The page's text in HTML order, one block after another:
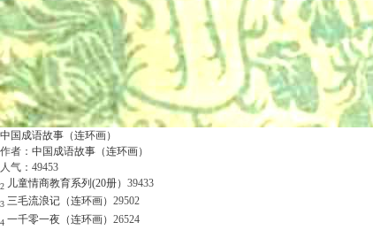
中国成语故事（连环画）
作者： 中国成语故事（连环画）
人气： 49453
2 儿童情商教育系列(20册） 39433
3 三毛流浪记（连环画） 29502
4 一千零一夜（连环画） 26524